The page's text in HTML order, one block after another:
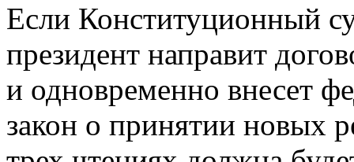
Если Конституционный
президент направит
и одновременно внесет
закон о принятии новых